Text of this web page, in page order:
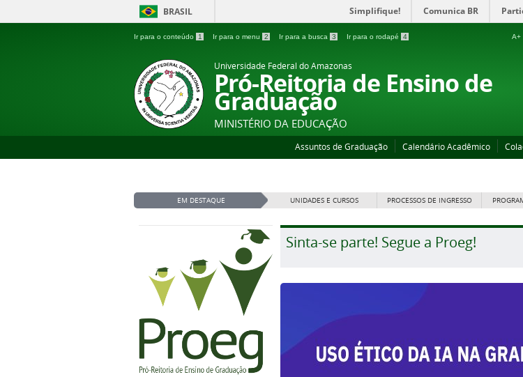
BRASIL Simplifique! Comunica BR
Ir para o conteúdo 1 Ir para o menu 2 Ir para a busca 3 Ir para o rodapé 4 A+
Universidade Federal do Amazonas
Pró-Reitoria de Ensino de
Graduação
MINISTÉRIO DA EDUCAÇÃO
Assuntos de Graduação Calendário Acadêmico
EM DESTAQUE UNIDADES E CURSOS PROCESSOS DE INGRESSO
Sinta-se parte! Segue a Proeg!